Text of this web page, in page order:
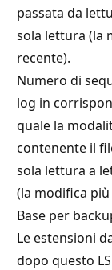
passata da
sola lettura (la
recente).
Numero di
log in
quale la
contenente il
sola lettura a
(la modifica
Base per
Le estensioni
dopo questo